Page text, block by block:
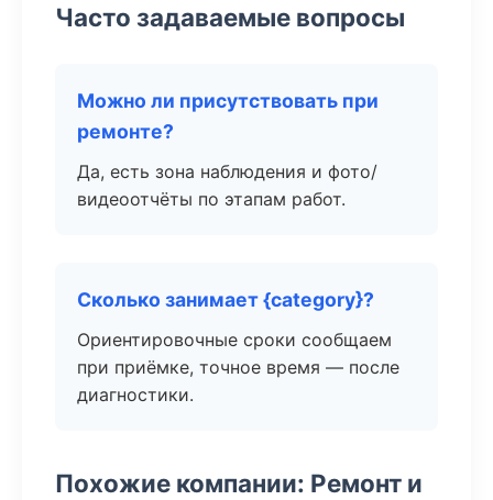
Часто задаваемые вопросы
Можно ли присутствовать при
ремонте?
Да, есть зона наблюдения и фото/
видеоотчёты по этапам работ.
Сколько занимает {category}?
Ориентировочные сроки сообщаем
при приёмке, точное время — после
диагностики.
Похожие компании: Ремонт и